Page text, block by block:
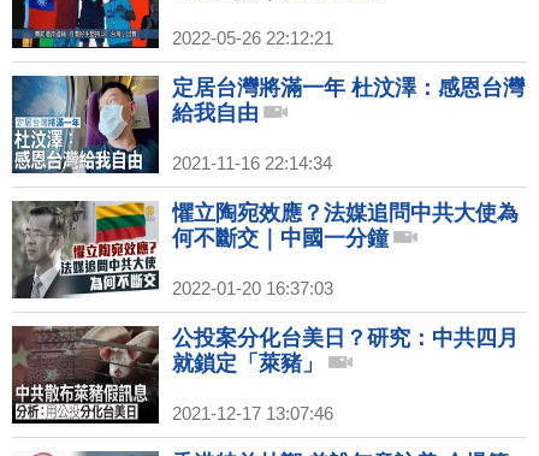
2022-05-26 22:12:21
定居台灣將滿一年 杜汶澤：感恩台灣
給我自由
2021-11-16 22:14:34
懼立陶宛效應？法媒追問中共大使為
何不斷交｜中國一分鐘
2022-01-20 16:37:03
公投案分化台美日？研究：中共四月
就鎖定「萊豬」
2021-12-17 13:07:46